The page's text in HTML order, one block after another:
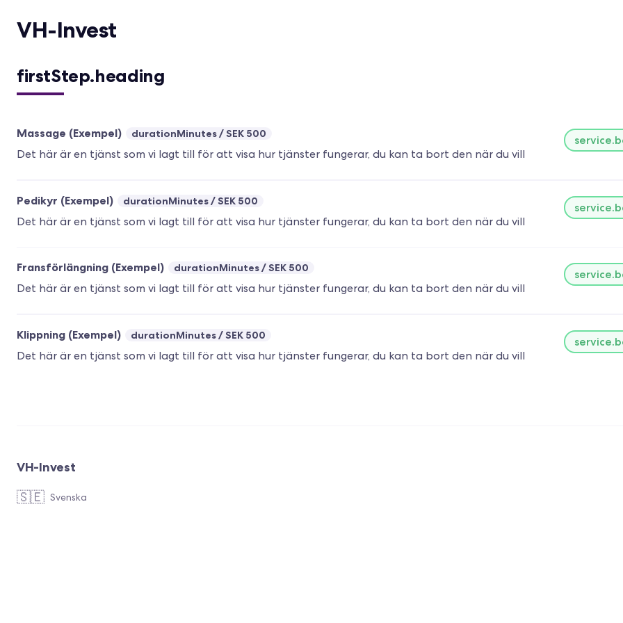
VH-Invest
firstStep.heading
Massage (Exempel) durationMinutes SEK 500
Det här är en tjänst som vi lagt till för att visa hur tjänster fungerar, du kan ta bort den när du vill
Pedikyr (Exempel) durationMinutes SEK 500
Det här är en tjänst som vi lagt till för att visa hur tjänster fungerar, du kan ta bort den när du vill
Fransförlängning (Exempel) durationMinutes SEK 500
Det här är en tjänst som vi lagt till för att visa hur tjänster fungerar, du kan ta bort den när du vill
Klippning (Exempel) durationMinutes SEK 500
Det här är en tjänst som vi lagt till för att visa hur tjänster fungerar, du kan ta bort den när du vill
VH-Invest
🇸🇪 Svenska